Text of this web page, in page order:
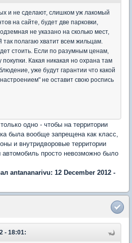
и не сделают, слишком уж лакомый
на сайте, будет две парковки,
не указано на сколько мест,
полагаю хватит всем жильцам.
стоить. Если по разумным ценам,
Какая никакая но охрана там
уже будут гарантии что какой
не оставит свою роспись
одно - чтобы на территории
была вообще запрещена как класс,
и внутридворовые территории
просто невозможно было
antananarivu: 12 December 2012 -
- 18:01: